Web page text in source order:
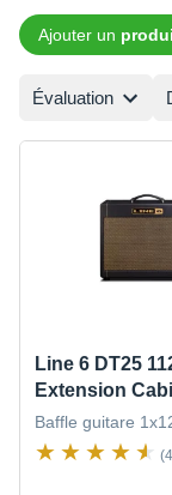
Ajouter un
Évaluation
Line 6 DT25
Extension
Baffle guitare